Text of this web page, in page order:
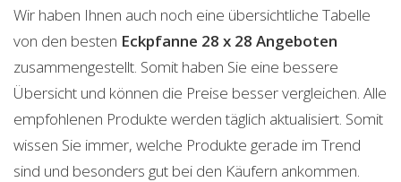
Wir haben Ihnen auch noch eine übersichtliche Tabelle
von den besten Eckpfanne 28 x 28 Angeboten
zusammengestellt. Somit haben Sie eine bessere
Übersicht und können die Preise besser vergleichen. Alle
empfohlenen Produkte werden täglich aktualisiert. Somit
wissen Sie immer, welche Produkte gerade im Trend
sind und besonders gut bei den Käufern ankommen.